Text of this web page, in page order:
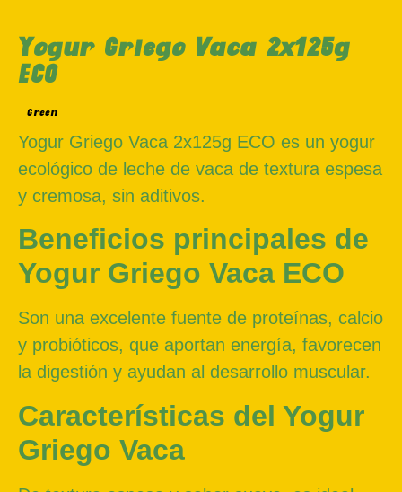
Yogur Griego Vaca 2x125g
ECO
Green
Yogur Griego Vaca 2x125g ECO es un yogur
ecológico de leche de vaca de textura espesa
y cremosa, sin aditivos.
Beneficios principales de
Yogur Griego Vaca ECO
Son una excelente fuente de proteínas, calcio
y probióticos, que aportan energía, favorecen
la digestión y ayudan al desarrollo muscular.
Características del Yogur
Griego Vaca